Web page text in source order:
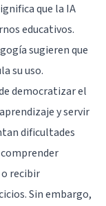
que la IA
educativos.
sugieren que
su uso.
democratizar el
y servir
dificultades
recibir
Sin embargo,